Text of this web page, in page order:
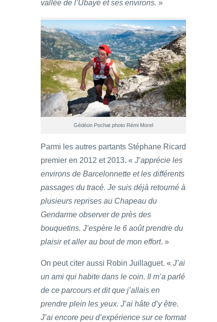
vallée de l’Ubaye et ses environs. »
Gédéon Pochat photo Rémi Morel
Parmi les autres partants Stéphane Ricard
premier en 2012 et 2013. « J’apprécie les
environs de Barcelonnette et les différents
passages du tracé. Je suis déjà retourné à
plusieurs reprises au Chapeau du
Gendarme observer de près des
bouquetins. J’espère le 6 août prendre du
plaisir et aller au bout de mon effort. »
On peut citer aussi Robin Juillaguet. « J’ai
un ami qui habite dans le coin. Il m’a parlé
de ce parcours et dit que j’allais en
prendre plein les yeux. J’ai hâte d’y être.
J’ai encore peu d’expérience sur ce format